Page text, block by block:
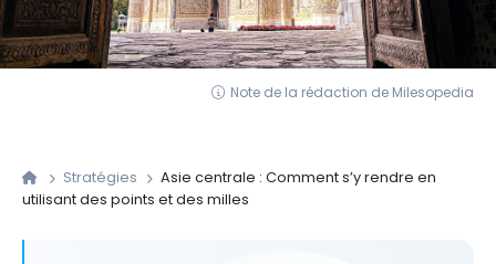
Note de la rédaction de Milesopedia
Stratégies
Asie centrale : Comment s’y rendre en
utilisant des points et des milles